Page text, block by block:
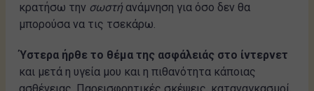
κρατήσω την σωστήανάμνηση για όσο δεν θα
μπορούσα να τις τσεκάρω.
Ύστερα ήρθε το θέμα της ασφάλειάς στο ίντερνετ
και μετά η υγεία μου και η πιθανότητα κάποιας